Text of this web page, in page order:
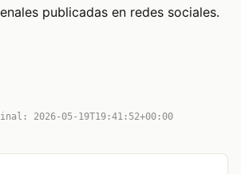
publicadas en redes sociales.
2026-05-19T19:41:52+00:00